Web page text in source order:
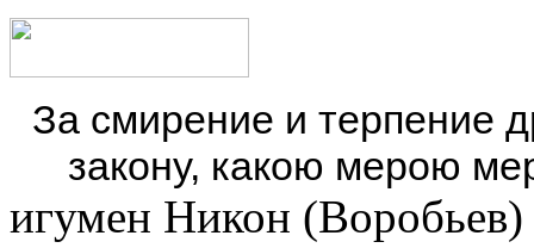
За смирение и терпение
закону, какою мерою
игумен Никон (Воробьев)